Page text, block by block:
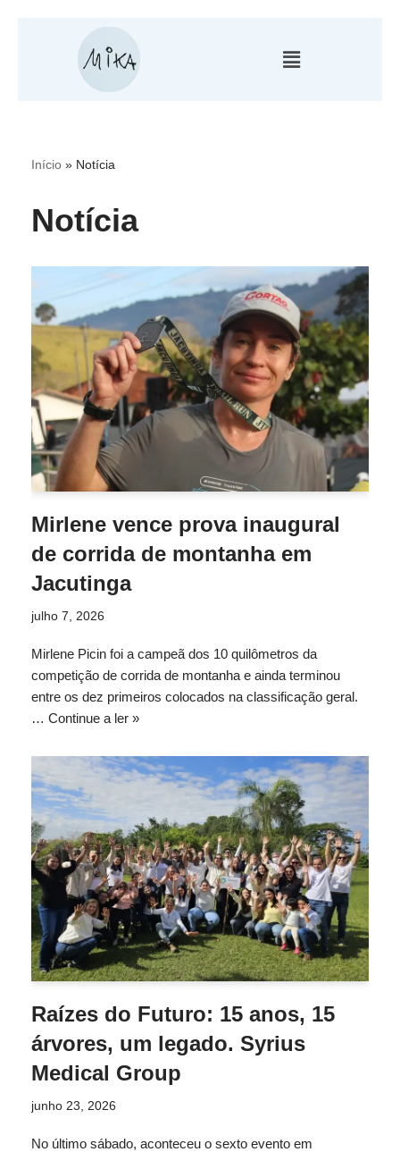
Início » Notícia
Notícia
Mirlene vence prova inaugural
de corrida de montanha em
Jacutinga
julho 7, 2026
Mirlene Picin foi a campeã dos 10 quilômetros da
competição de corrida de montanha e ainda terminou
entre os dez primeiros colocados na classificação geral.
… Continue a ler »
Raízes do Futuro: 15 anos, 15
árvores, um legado. Syrius
Medical Group
junho 23, 2026
No último sábado, aconteceu o sexto evento em